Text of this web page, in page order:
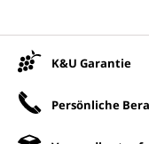
K&U Garantie
Persönliche